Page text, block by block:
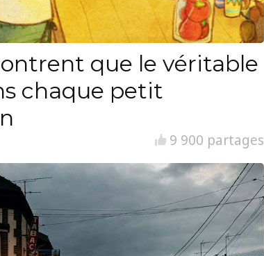
que le véritable
chaque petit
9 900 partages